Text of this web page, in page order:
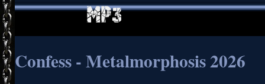
Confess - Metalmorphosis 2026